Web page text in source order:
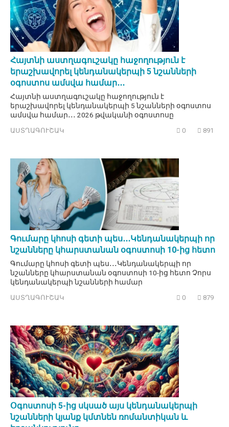
Հայտնի աստղագուշակը հաջողություն է
երաշխավորել կենդանակերպի 5 նշանների
օգոստոս ամսվա համար․․․
Հայտնի աստղագուշակը հաջողություն է
երաշխավորել կենդանակերպի 5 նշանների օգոստոս
ամսվա համար․․․ 2026 թվականի օգոստոսը
ԱՍՏՂԱԳՈՒՇԱԿ 0 891
Գումարը կհոսի գետի պես․․․Կենդանակերպի որ
նշանները կհարստանան օգոստոսի 10-ից հետո
Գումարը կհոսի գետի պես․․․Կենդանակերպի որ
նշանները կհարստանան օգոստոսի 10-ից հետո Չորս
կենդանակերպի նշանների համար
ԱՍՏՂԱԳՈՒՇԱԿ 0 879
Օգոստոսի 5-ից սկսած այս կենդանակերպի
նշանների կյանք կմտնեն ռոմանտիկան և